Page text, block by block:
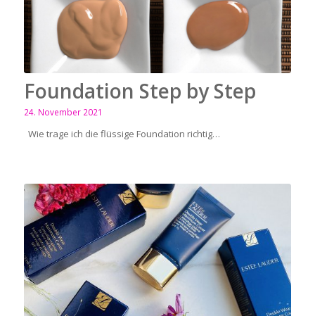
Foundation Step by Step
24. November 2021
Wie trage ich die flüssige Foundation richtig…